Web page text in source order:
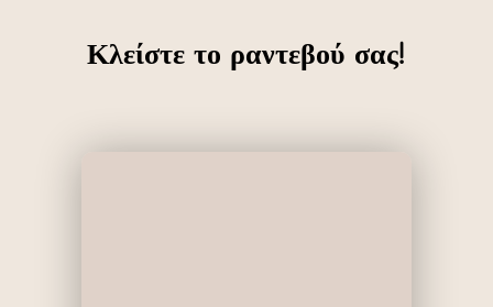
Κλείστε το ραντεβού σας!